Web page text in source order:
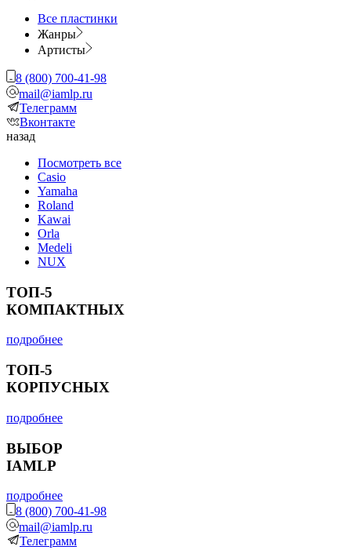
Все пластинки
Жанры
Артисты
8 (800) 700-41-98
mail@iamlp.ru
Телеграмм
Вконтакте
назад
Посмотреть все
Casio
Yamaha
Roland
Kawai
Orla
Medeli
NUX
ТОП-5
КОМПАКТНЫХ
подробнее
ТОП-5
КОРПУСНЫХ
подробнее
ВЫБОР
IAMLP
подробнее
8 (800) 700-41-98
mail@iamlp.ru
Телеграмм